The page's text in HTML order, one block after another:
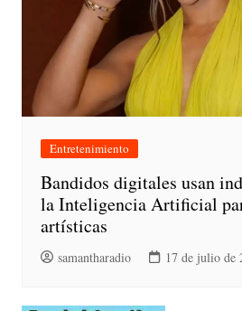
Entretenimiento
Bandidos digitales usan
la Inteligencia Artificial
artísticas
samantharadio 17 de julio de